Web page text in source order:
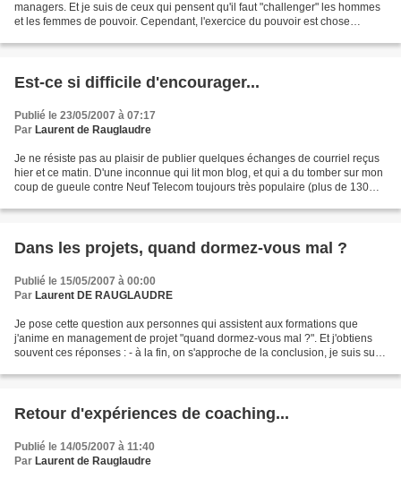
managers. Et je suis de ceux qui pensent qu'il faut "challenger" les hommes
et les femmes de pouvoir. Cependant, l'exercice du pouvoir est chose
Est-ce si difficile d'encourager...
Publié le 23/05/2007 à 07:17
Par Laurent de Rauglaudre
Je ne résiste pas au plaisir de publier quelques échanges de courriel reçus
hier et ce matin. D'une inconnue qui lit mon blog, et qui a du tomber sur mon
coup de gueule contre Neuf Telecom toujours très populaire (plus de 130
Dans les projets, quand dormez-vous mal ?
Publié le 15/05/2007 à 00:00
Par Laurent DE RAUGLAUDRE
Je pose cette question aux personnes qui assistent aux formations que
j'anime en management de projet "quand dormez-vous mal ?". Et j'obtiens
souvent ces réponses : - à la fin, on s'approche de la conclusion, je suis sur
Retour d'expériences de coaching...
Publié le 14/05/2007 à 11:40
Par Laurent de Rauglaudre